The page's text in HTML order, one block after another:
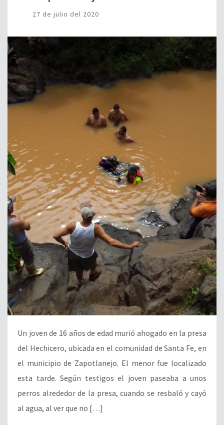
27 de julio del 2020
Un joven de 16 años de edad murió ahogado en la presa
del Hechicero, ubicada en el comunidad de Santa Fe, en
el municipio de Zapotlanejo. El menor fue localizado
esta tarde. Según testigos el joven paseaba a unos
perros alrededor de la presa, cuando se resbaló y cayó
al agua, al ver que no […]